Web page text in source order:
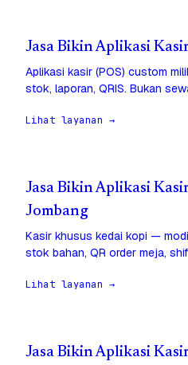
Jasa Bikin Aplikasi
Aplikasi kasir (POS) custom
stok, laporan, QRIS. Bukan
Lihat layanan →
Jasa Bikin Aplikasi
Jombang
Kasir khusus kedai kopi —
stok bahan, QR order meja,
Lihat layanan →
Jasa Bikin Aplikasi